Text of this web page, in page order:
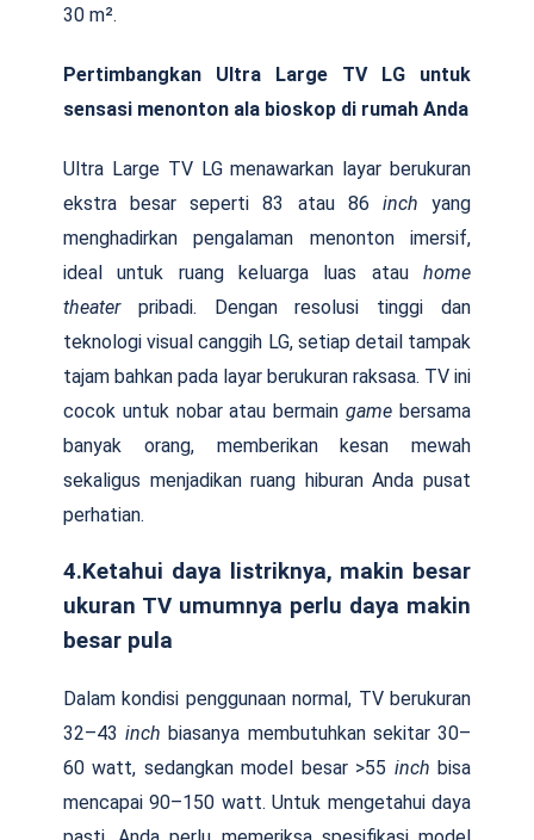
30 m².
Pertimbangkan Ultra Large TV LG untuk
sensasi menonton ala bioskop di rumah Anda
Ultra Large TV LG menawarkan layar berukuran
ekstra besar seperti 83 atau 86 inch yang
menghadirkan pengalaman menonton imersif,
ideal untuk ruang keluarga luas atau home
theaterpribadi. Dengan resolusi tinggi dan
teknologi visual canggih LG, setiap detail tampak
tajam bahkan pada layar berukuran raksasa. TV ini
cocok untuk nobar atau bermaingame bersama
banyak orang, memberikan kesan mewah
sekaligus menjadikan ruang hiburan Anda pusat
perhatian.
4.Ketahui daya listriknya, makin besar
ukuran TV umumnya perlu daya makin
besar pula
Dalam kondisi penggunaan normal, TV berukuran
32–43inch biasanya membutuhkan sekitar 30–
60 watt, sedangkan model besar >55 inch bisa
mencapai 90–150 watt. Untuk mengetahui daya